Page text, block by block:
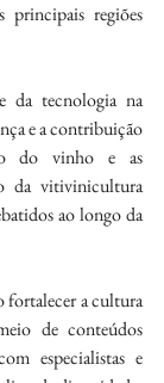
principais regiões
da tecnologia na
e a contribuição
do vinho e as
da vitivinicultura
ao longo da
fortalecer a cultura
de conteúdos
especialistas e